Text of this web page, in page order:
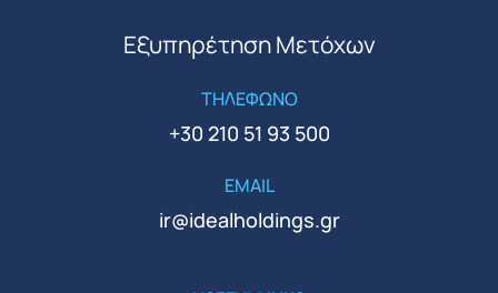
Εξυπηρέτηση Μετόχων
ΤΗΛΕΦΩΝΟ
+30 210 51 93 500
EMAIL
ir@idealholdings.gr